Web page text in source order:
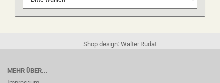
Shop design: Walter Rudat
MEHR ÜBER...